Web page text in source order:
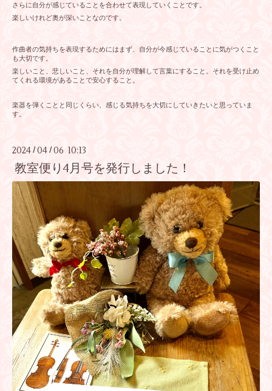
さらに自分が感じていることを合わせて表現していくことです。
楽しいけれど奥が深いことなのです。
作曲者の気持ちを表現するためにはまず、自分が今感じていることに気がつくこと
も大切です。
楽しいこと、悲しいこと、それを自分が理解して言葉にすること。それを受け止め
てくれる環境があることで安心すること。
楽器を弾くことと同じくらい、感じる気持ちを大切にしていきたいと思っていま
す。
2024 /04 / 06 10:13
教室便り4月号を発行しました！